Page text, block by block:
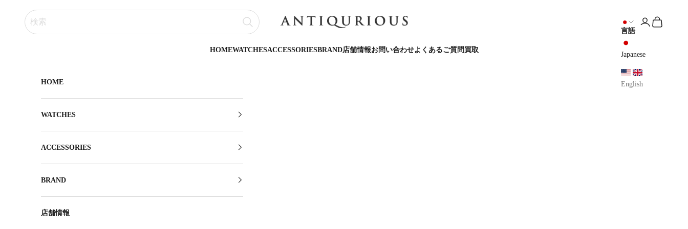
ANTIQURIOUS
HOMEWATCHESACCESSORIESBRAND店舗情報お問い合わせよくあるご質問 買取
言語
Japanese
English
アカウントペ
カートを開
HOME
WATCHES
ACCESSORIES
BRAND
店舗情報